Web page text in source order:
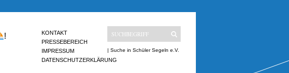
!
| Suche in Schüler Segeln e.V.
KONTAKT
PRESSEBEREICH
IMPRESSUM
DATENSCHUTZERKLÄRUNG